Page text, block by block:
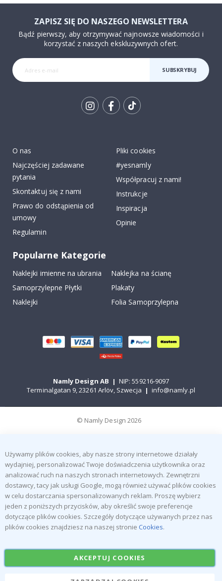
ZAPISZ SIĘ DO NASZEGO NEWSLETTERA
Bądź pierwszy, aby otrzymywać najnowsze wiadomości i
korzystać z naszych ekskluzywnych ofert.
SUBSKRYBUJ
O nas
Najczęściej zadawane
pytania
Skontaktuj się z nami
Prawo do odstąpienia od
umowy
Regulamin
Pliki cookies
#yesnamly
Współpracuj z nami!
Instrukcje
Inspiracja
Opinie
Popularne Kategorie
Naklejki imienne na ubrania
Naklejka na ścianę
Samoprzylepne Płytki
Plakaty
Naklejki
Folia Samoprzylepna
Namly Design AB | NIP: 559216-9097
Terminalgatan 9, 23261 Arlöv, Szwecja | info@namly.pl
© Namly Design 2026
Używamy plików cookies, aby nasze strony internetowe działały
wydajniej, personalizować Twoje doświadczenia użytkownika oraz
analizować ruch na naszych stronach internetowych. Zewnętrzni
dostawcy, tacy jak usługi Google, mogą również używać plików cookies
w celu dostarczania spersonalizowanych reklam. Proszę wybierz
jeden z poniższych przycisków, aby określić swoje preferencje
dotyczące plików cookies. Szczegóły dotyczące używanych przez nas
plików cookies znajdziesz na naszej stronie Cookies.
AKCEPTUJ COOKIES